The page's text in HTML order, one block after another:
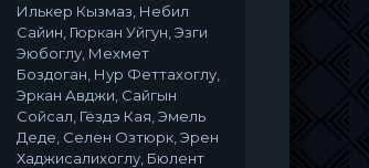
Илькер Кызмаз, Небил
Сайин, Гюркан Уйгун, Эзги
Эюбоглу, Мехмет
Боздоган, Нур Феттахоглу,
Эркан Авджи, Сайгын
Сойсал, Гёздэ Кая, Эмель
Деде, Селен Озтюрк, Эрен
Хаджисалихоглу, Бюлент